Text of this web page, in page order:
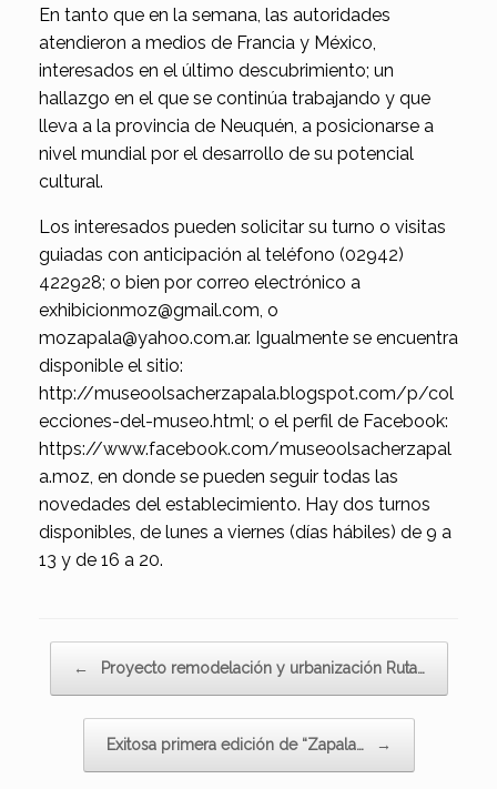
En tanto que en la semana, las autoridades
atendieron a medios de Francia y México,
interesados en el último descubrimiento; un
hallazgo en el que se continúa trabajando y que
lleva a la provincia de Neuquén, a posicionarse a
nivel mundial por el desarrollo de su potencial
cultural.
Los interesados pueden solicitar su turno o visitas
guiadas con anticipación al teléfono (02942)
422928; o bien por correo electrónico a
exhibicionmoz@gmail.com, o
mozapala@yahoo.com.ar. Igualmente se encuentra
disponible el sitio:
http://museoolsacherzapala.blogspot.com/p/col
ecciones-del-museo.html; o el perfil de Facebook:
https://www.facebook.com/museoolsacherzapal
a.moz, en donde se pueden seguir todas las
novedades del establecimiento. Hay dos turnos
disponibles, de lunes a viernes (días hábiles) de 9 a
13 y de 16 a 20.
← Proyecto remodelación y urbanización Ruta…
Exitosa primera edición de “Zapala… →